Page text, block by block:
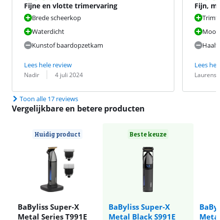
Fijne en vlotte trimervaring
Brede scheerkop
Waterdicht
Kunstof baardopzetkam
Lees hele review
Beoordeling door:
Nadir
Datum: 4 juli 2024
Fijn,
Trimt
Mooi
Haalt
Lees
Laurens
Datum:
Toon alle 17 reviews
Vergelijkbare en betere producten
Huidig product
BaByliss Super-X
Metal Series T991E
Beste keuze
BaByliss Super-X
Metal Black S991E